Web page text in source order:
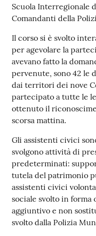
Scuola Interregionale
Comandanti della
Il corso si è svolto
per agevolare la
avevano fatto la
pervenute, sono 42 le
dai territori dei nove
partecipato a tutte le
ottenuto il
scorsa mattina.
Gli assistenti civici
svolgono attività di
predeterminati:
tutela del patrimonio
assistenti civici
sociale svolto in forma
aggiuntivo e non
svolto dalla Polizia